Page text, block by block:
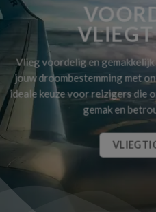
Vlieg voordelig en
jouw droombestemming met
ideale keuze voor reizigers die
gemak en